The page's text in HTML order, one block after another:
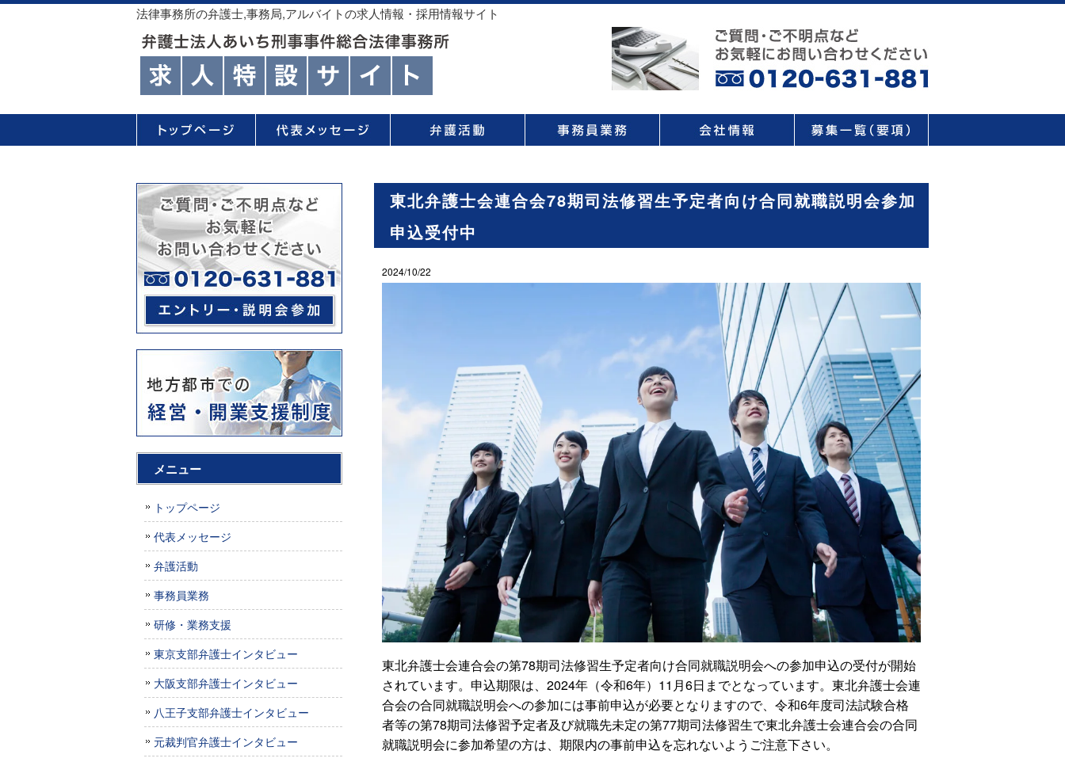
法律事務所の弁護士,事務局,アルバイトの求人情報・採用情報サイト
東北弁護士会連合会78期司法修習生予定者向け合同就職説明会参加
申込受付中
2024/10/22
東北弁護士会連合会の第78期司法修習生予定者向け合同就職説明会への参加申込の受付が開始
されています。申込期限は、2024年（令和6年）11月6日までとなっています。東北弁護士会連
合会の合同就職説明会への参加には事前申込が必要となりますので、令和6年度司法試験合格
者等の第78期司法修習予定者及び就職先未定の第77期司法修習生で東北弁護士会連合会の合同
就職説明会に参加希望の方は、期限内の事前申込を忘れないようご注意下さい。
メニュー
トップページ
代表メッセージ
弁護活動
事務員業務
研修・業務支援
東京支部弁護士インタビュー
大阪支部弁護士インタビュー
八王子支部弁護士インタビュー
元裁判官弁護士インタビュー